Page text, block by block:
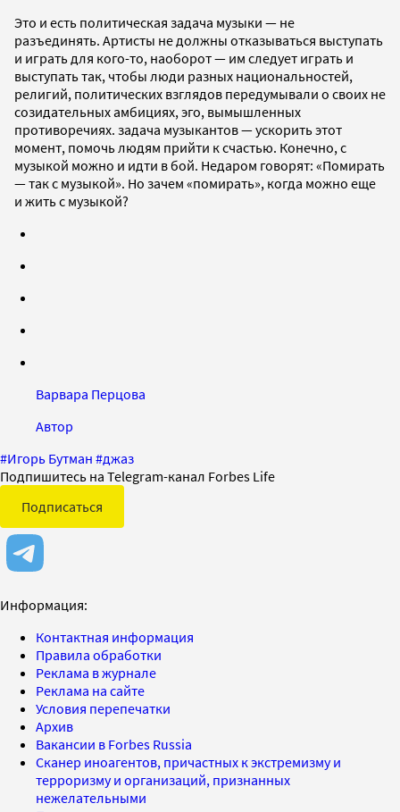
Это и есть политическая задача музыки — не
разъединять. Артисты не должны отказываться выступать
и играть для кого-то, наоборот — им следует играть и
выступать так, чтобы люди разных национальностей,
религий, политических взглядов передумывали о своих не
созидательных амбициях, эго, вымышленных
противоречиях. задача музыкантов — ускорить этот
момент, помочь людям прийти к счастью. Конечно, с
музыкой можно и идти в бой. Недаром говорят: «Помирать
— так с музыкой». Но зачем «помирать», когда можно еще
и жить с музыкой?
Варвара Перцова
Автор
#Игорь Бутман #джаз
Подпишитесь на Telegram-канал Forbes Life
Подписаться
Информация:
Контактная информация
Правила обработки
Реклама в журнале
Реклама на сайте
Условия перепечатки
Архив
Вакансии в Forbes Russia
Сканер иноагентов, причастных к экстремизму и
терроризму и организаций, признанных
нежелательными